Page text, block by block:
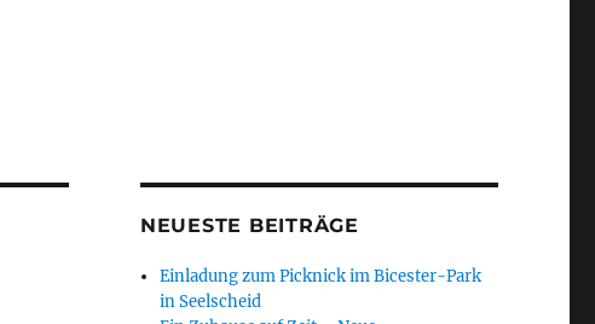
NEUESTE BEITRÄGE
Einladung zum Picknick im Bicester-Park
in Seelscheid